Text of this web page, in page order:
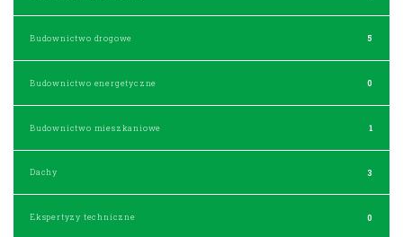
Budownictwo drogowe 5
Budownictwo energetyczne 0
Budownictwo mieszkaniowe 1
Dachy 3
Ekspertyzy techniczne 0